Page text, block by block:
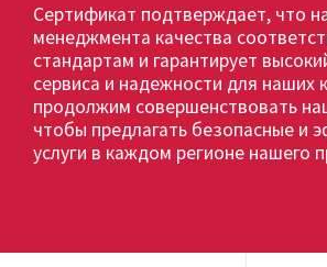
Сертификат подтверждает, что
менеджмента качества
стандартам и гарантирует
сервиса и надежности для наших
продолжим совершенствовать
чтобы предлагать безопасные и
услуги в каждом регионе нашего